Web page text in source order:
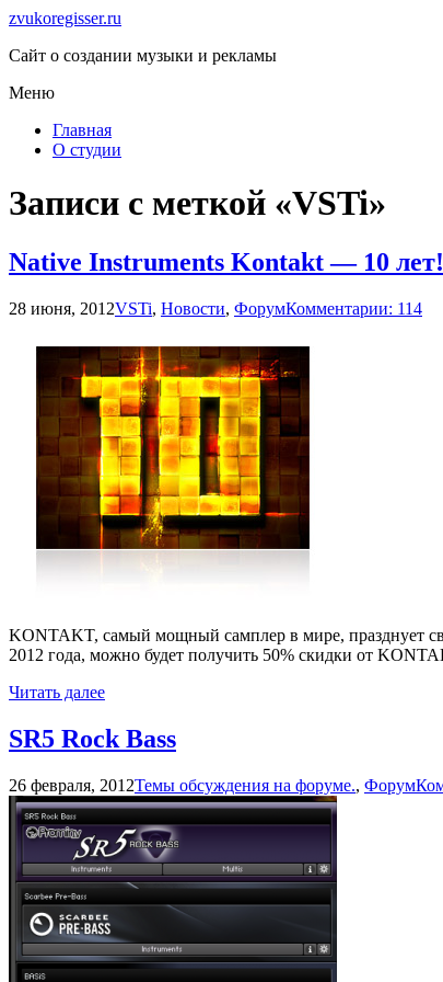
zvukoregisser.ru
Сайт о создании музыки и рекламы
Меню
Главная
О студии
Записи с меткой «VSTi»
Native Instruments Kontakt — 10 лет!
28 июня, 2012VSTi, Новости, ФорумКомментарии: 114
KONTAKT, самый мощный самплер в мире, празднует
2012 года, можно будет получить 50% скидки от
Читать далее
SR5 Rock Bass
26 февраля, 2012Темы обсуждения на форуме., Форум